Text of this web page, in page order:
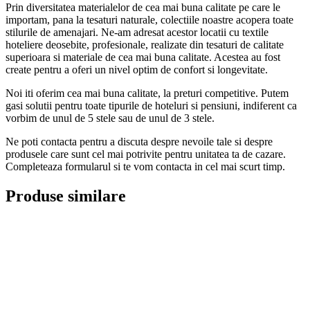
Prin diversitatea materialelor de cea mai buna calitate pe care le
importam, pana la tesaturi naturale, colectiile noastre acopera toate
stilurile de amenajari. Ne-am adresat acestor locatii cu textile
hoteliere deosebite, profesionale, realizate din tesaturi de calitate
superioara si materiale de cea mai buna calitate. Acestea au fost
create pentru a oferi un nivel optim de confort si longevitate.
Noi iti oferim cea mai buna calitate, la preturi competitive. Putem
gasi solutii pentru toate tipurile de hoteluri si pensiuni, indiferent ca
vorbim de unul de 5 stele sau de unul de 3 stele.
Ne poti contacta pentru a discuta despre nevoile tale si despre
produsele care sunt cel mai potrivite pentru unitatea ta de cazare.
Completeaza formularul si te vom contacta in cel mai scurt timp.
Produse similare